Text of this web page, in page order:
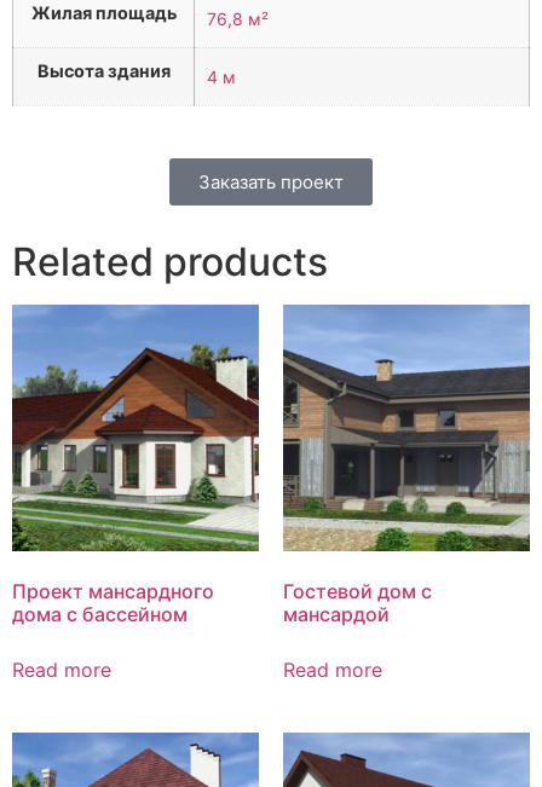
Жилая площадь 76,8 м²
Высота здания 4 м
Заказать проект
Related products
Проект мансардного
дома с бассейном
Read more
Гостевой дом с
мансардой
Read more